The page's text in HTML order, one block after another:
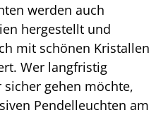
werden auch
hergestellt und
mit schönen Kristallen
Wer langfristig
gehen möchte,
Pendelleuchten am